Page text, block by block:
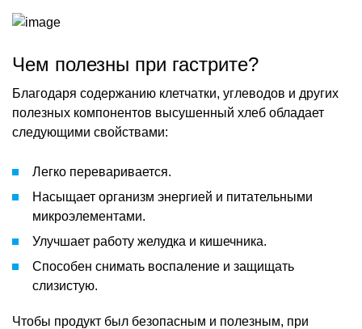
Чем полезны при гастрите?
Благодаря содержанию клетчатки, углеводов и других
полезных компонентов высушенный хлеб обладает
следующими свойствами:
Легко переваривается.
Насыщает организм энергией и питательными
микроэлементами.
Улучшает работу желудка и кишечника.
Способен снимать воспаление и защищать
слизистую.
Чтобы продукт был безопасным и полезным, при